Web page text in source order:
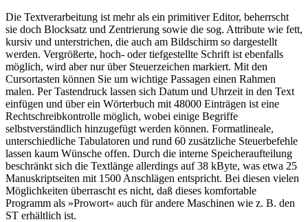
Die Textverarbeitung ist mehr als ein primitiver Editor, beherrscht
sie doch Blocksatz und Zentrierung sowie die sog. Attribute wie fett,
kursiv und unterstrichen, die auch am Bildschirm so dargestellt
werden. Vergrößerte, hoch- oder tiefgestellte Schrift ist ebenfalls
möglich, wird aber nur über Steuerzeichen markiert. Mit den
Cursortasten können Sie um wichtige Passagen einen Rahmen
malen. Per Tastendruck lassen sich Datum und Uhrzeit in den Text
einfügen und über ein Wörterbuch mit 48000 Einträgen ist eine
Rechtschreibkontrolle möglich, wobei einige Begriffe
selbstverständlich hinzugefügt werden können. Formatlineale,
unterschiedliche Tabulatoren und rund 60 zusätzliche Steuerbefehle
lassen kaum Wünsche offen. Durch die interne Speicheraufteilung
beschränkt sich die Textlänge allerdings auf 38 kByte, was etwa 25
Manuskriptseiten mit 1500 Anschlägen entspricht. Bei diesen vielen
Möglichkeiten überrascht es nicht, daß dieses komfortable
Programm als »Prowort« auch für andere Maschinen wie z. B. den
ST erhältlich ist.